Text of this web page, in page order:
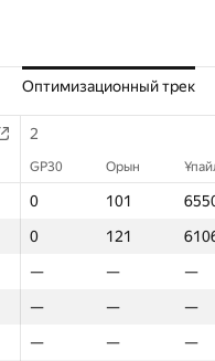
Оптимизационный трек
2
GP30 Орын
0 101
0 121
— — —
— — —
— — —